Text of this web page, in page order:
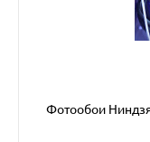
Фотообои